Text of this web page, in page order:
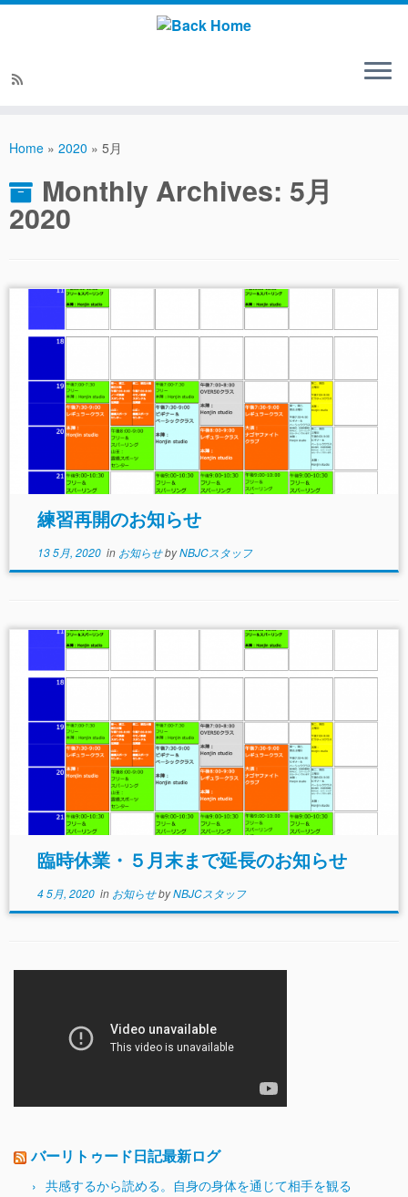
Home » 2020 » 5月
Monthly Archives: 5月
2020
練習再開のお知らせ
13 5月, 2020in お知らせbyNBJCスタッフ
臨時休業・５月末まで延長のお知らせ
4 5月, 2020in お知らせbyNBJCスタッフ
バーリトゥード日記最新ログ
共感するから読める。自身の身体を通じて相手を観る